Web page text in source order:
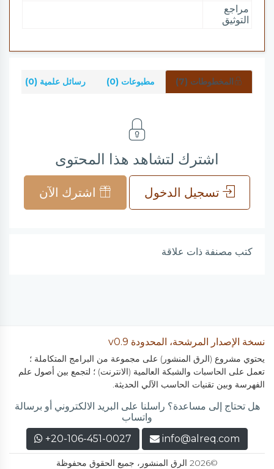
مراجع
التوثيق
المخطوطات (7) مطبوعات (0) رسائل علمية (0)
اشترك لتشاهد هذا المحتوى
تسجيل الدخول اشترك الآن
كتب مصنفة ذات علاقة
نسخة الإصدار المرشحة، المحدودة v0.9
يحتوي مشروع (الرق المنشور) على مجموعة من البرامج المتكاملة ؛
تعمل على الحاسبات والشبكة العالمية (الانترنت) ؛ لتجمع بين أصول علم
الفهرسة وبين تقنيات الحاسب الآلي الحديثة.
هل تحتاج إلى مساعدة؟ راسلنا على البريد الالكتروني أو برسالة
واتساب
info@alreq.com
+20-106-451-0027
©2026 الرق المنشور، جميع الحقوق محفوظة